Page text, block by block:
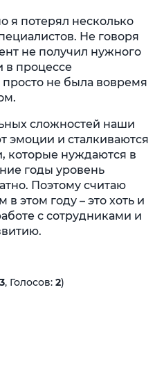
я потерял несколько
Не говоря
не получил нужного
в процессе
не была вовремя
сложностей наши
эмоции и сталкиваются
которые нуждаются в
годы уровень
Поэтому считаю
этом году – это хоть и
с сотрудниками и
3, Голосов: 2)